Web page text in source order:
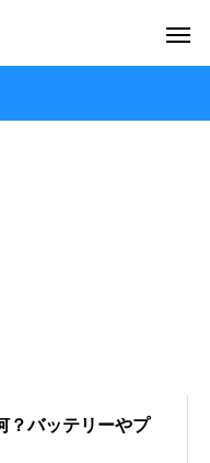
？バッテリーやプ